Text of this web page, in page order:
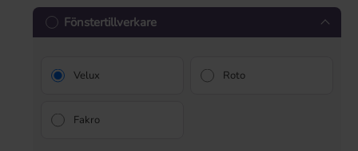
Fönstertillverkare
Velux Roto
Fakro